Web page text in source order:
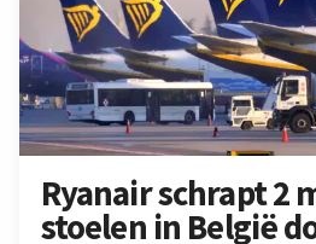
Ryanair schrapt 2
stoelen in België